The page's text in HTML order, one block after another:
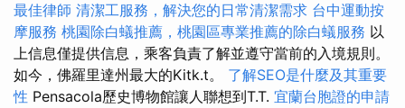
最佳律師 清潔工服務，解決您的日常清潔需求 台中運動按
摩服務 桃園除白蟻推薦，桃園區專業推薦的除白蟻服務 以
上信息僅提供信息，乘客負責了解並遵守當前的入境規則。
如今，佛羅里達州最大的Kitk.t。 了解SEO是什麼及其重要
性 Pensacola歷史博物館讓人聯想到T.T. 宜蘭台胞證的申請